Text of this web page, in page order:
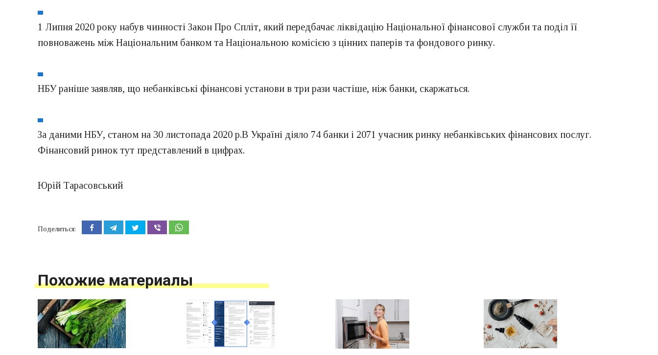
1 Липня 2020 року набув чинності Закон Про Спліт, який передбачає ліквідацію Національної фінансової служби та поділ її
повноважень між Національним банком та Національною комісією з цінних паперів та фондового ринку.
НБУ раніше заявляв, що небанківські фінансові установи в три рази частіше, ніж банки, скаржаться.
За даними НБУ, станом на 30 листопада 2020 р.В Україні діяло 74 банки і 2071 учасник ринку небанківських фінансових послуг.
Фінансовий ринок тут представлений в цифрах.
Юрій Тарасовський
Поделиться:
Похожие материалы